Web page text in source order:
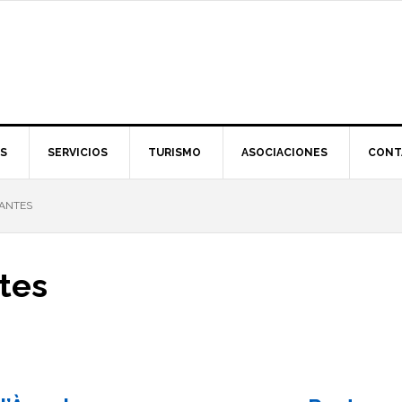
SERVICIOS TURISMO ASOCIACIONES